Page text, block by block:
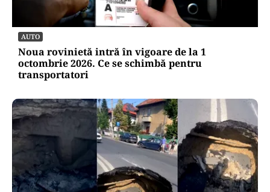
AUTO
Noua rovinietă intră în vigoare de la 1
octombrie 2026. Ce se schimbă pentru
transportatori